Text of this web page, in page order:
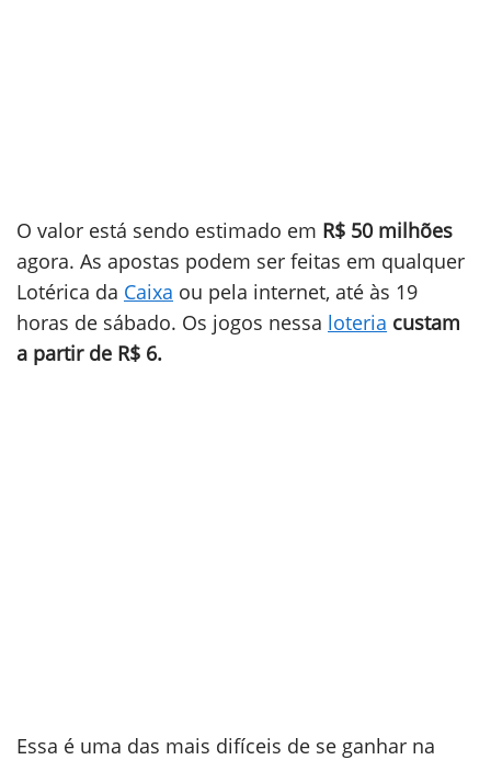
O valor está sendo estimado em R$ 50 milhões
agora. As apostas podem ser feitas em qualquer
Lotérica da Caixa ou pela internet, até às 19
horas de sábado. Os jogos nessa loteria custam
a partir de R$ 6.
Essa é uma das mais difíceis de se ganhar na